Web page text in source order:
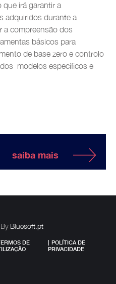
que irá garantir a
adquiridos durante a
a compreensão dos
básicos para
de base zero e controlo
modelos específicos e
saiba mais
Bluesoft.pt
DE
POLÍTICA DE
PRIVACIDADE